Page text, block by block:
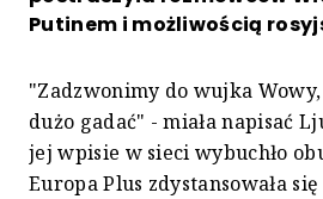
Putinem i możliwością
"Zadzwonimy do wujka
dużo gadać" - miała napisać
jej wpisie w sieci wybuchło
Europa Plus zdystansowała